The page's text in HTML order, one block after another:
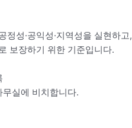
성·공익성·지역성을 실현하고,
보장하기 위한 기준입니다.
실에 비치합니다.